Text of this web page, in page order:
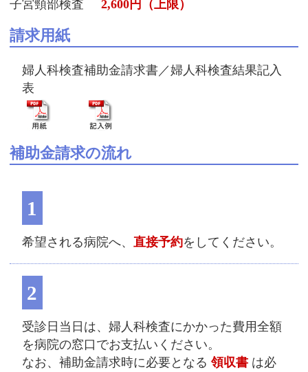
子宮頸部検査 2,600円（上限）
請求用紙
婦人科検査補助金請求書／婦人科検査結果記入
表
補助金請求の流れ
1
希望される病院へ、 直接予約をしてください。
2
受診日当日は、婦人科検査にかかった費用全額
を病院の窓口でお支払いください。
なお、補助金請求時に必要となる 領収書 は必